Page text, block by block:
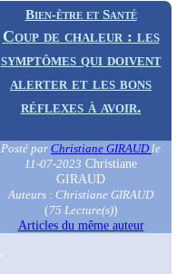
Bien-être et Santé
Coup de chaleur : les
symptômes qui doivent
alerter et les bons
réflexes à avoir.
Posté par Christiane GIRAUDle
11-07-2023 Christiane
GIRAUD
Auteurs : Christiane GIRAUD
(75 Lecture(s))
Articles du même auteur